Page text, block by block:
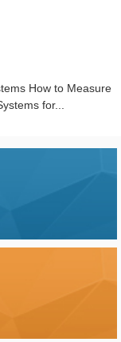
How to Measure
for...